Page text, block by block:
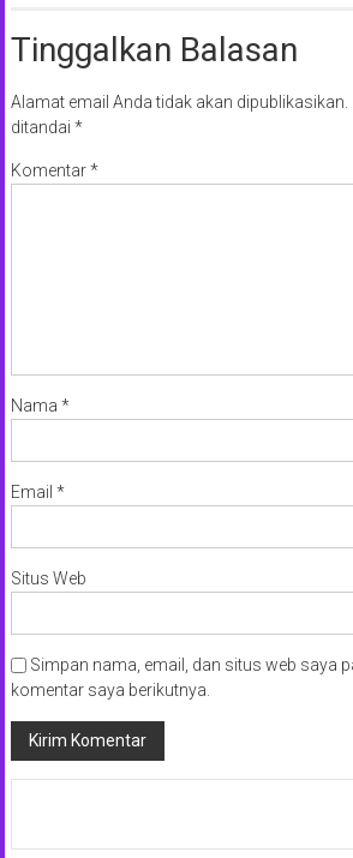
Tinggalkan Balasan
Alamat email Anda tidak akan dipublikasikan.
ditandai *
Komentar*
Nama *
Email *
Situs Web
Simpan nama, email, dan situs web saya
komentar saya berikutnya.